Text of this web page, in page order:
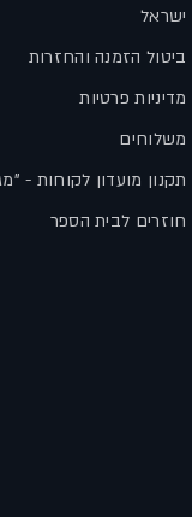
ישראל
ביטול הזמנה והחזרות
מדיניות פרטיות
משלוחים
תקנון מועדון לקוחות -
חוזרים לבית הספר